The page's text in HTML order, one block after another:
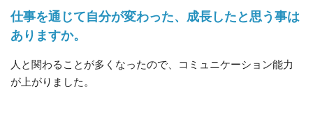
仕事を通じて自分が変わった、成長したと思う事は
ありますか。
人と関わることが多くなったので、コミュニケーション能力
が上がりました。